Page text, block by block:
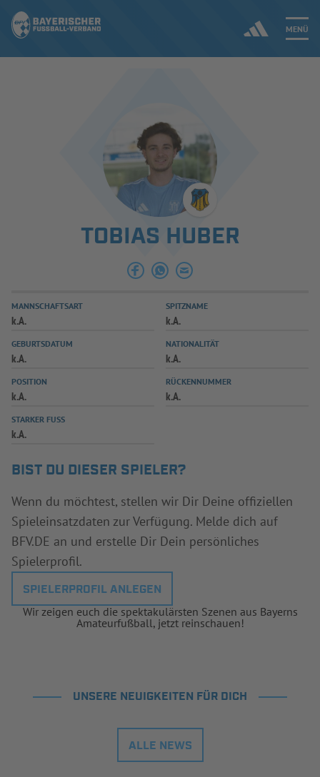
MENÜ
ERGEBNISSE & WETTBEWERBE
SPIELBETRIEB & VERBANDSLEBEN
AUSBILDUNG & FÖRDERUNG
SPIELPLUS
TOBIAS HUBER
MANNSCHAFTSART
k.A.
SPITZNAME
k.A.
GEBURTSDATUM
k.A.
NATIONALITÄT
k.A.
POSITION
k.A.
RÜCKENNUMMER
k.A.
STARKER FUSS
k.A.
BIST DU DIESER SPIELER?
Wenn du möchtest, stellen wir Dir Deine offiziellen
Spieleinsatzdaten zur Verfügung. Melde dich auf
BFV.DE an und erstelle Dir Dein persönliches
Spielerprofil.
SPIELERPROFIL ANLEGEN
Wir zeigen euch die spektakulärsten Szenen aus Bayerns
Amateurfußball, jetzt reinschauen!
UNSERE NEUIGKEITEN FÜR DICH
ALLE NEWS